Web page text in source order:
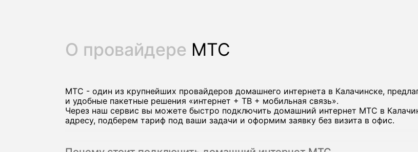
О провайдере МТС
МТС - один из крупнейших провайдеров домашнего интернета в Калачинске,
и удобные пакетные решения «интернет + ТВ + мобильная связь».
Через наш сервис вы можете быстро подключить домашний интернет МТС в
адресу, подберем тариф под ваши задачи и оформим заявку без визита в офис.